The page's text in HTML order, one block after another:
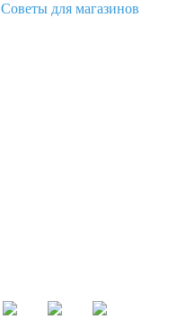
Советы для магазинов